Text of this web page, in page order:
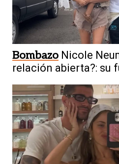
Bombazo Nicole
relación abierta?: su